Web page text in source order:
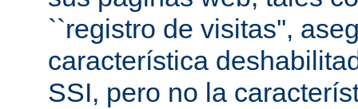
``registro de visitas'',
característica
SSI, pero no la